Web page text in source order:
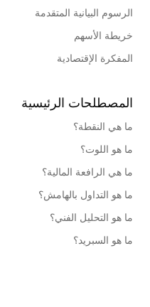
الرسوم البيانية المتقدمة
خريطة الأسهم
المفكرة الإقتصادية
المصطلحات الرئيسية
ما هي النقطة؟
ما هو اللوت؟
ما هي الرافعة المالية؟
ما هو التداول بالهامش؟
ما هو التحليل الفني؟
ما هو السبريد؟